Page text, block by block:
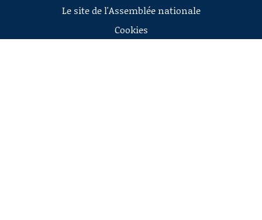
Le site de l'Assemblée nationale
Cookies